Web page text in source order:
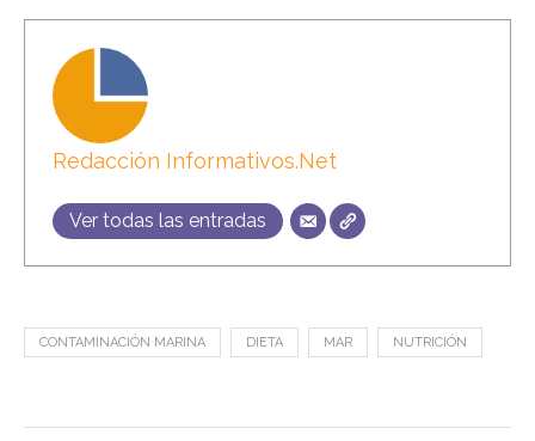
Redacción Informativos.Net
Ver todas las entradas
CONTAMINACIÓN MARINA DIETA MAR NUTRICIÓN